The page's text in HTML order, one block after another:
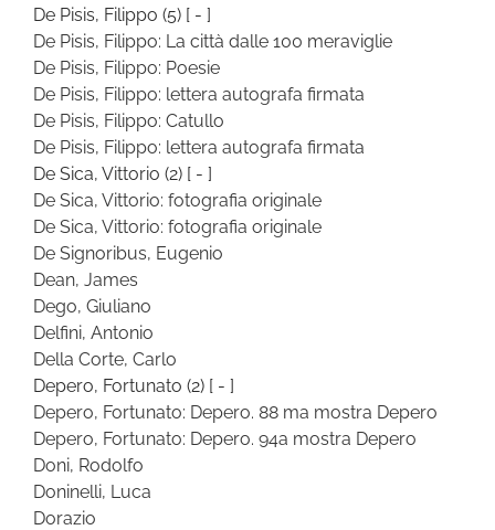
De Pisis, Filippo (5) [ - ]
De Pisis, Filippo: La città dalle 100 meraviglie
De Pisis, Filippo: Poesie
De Pisis, Filippo: lettera autografa firmata
De Pisis, Filippo: Catullo
De Pisis, Filippo: lettera autografa firmata
De Sica, Vittorio (2) [ - ]
De Sica, Vittorio: fotografia originale
De Sica, Vittorio: fotografia originale
De Signoribus, Eugenio
Dean, James
Dego, Giuliano
Delfini, Antonio
Della Corte, Carlo
Depero, Fortunato (2) [ - ]
Depero, Fortunato: Depero. 88 ma mostra Depero
Depero, Fortunato: Depero. 94a mostra Depero
Doni, Rodolfo
Doninelli, Luca
Dorazio